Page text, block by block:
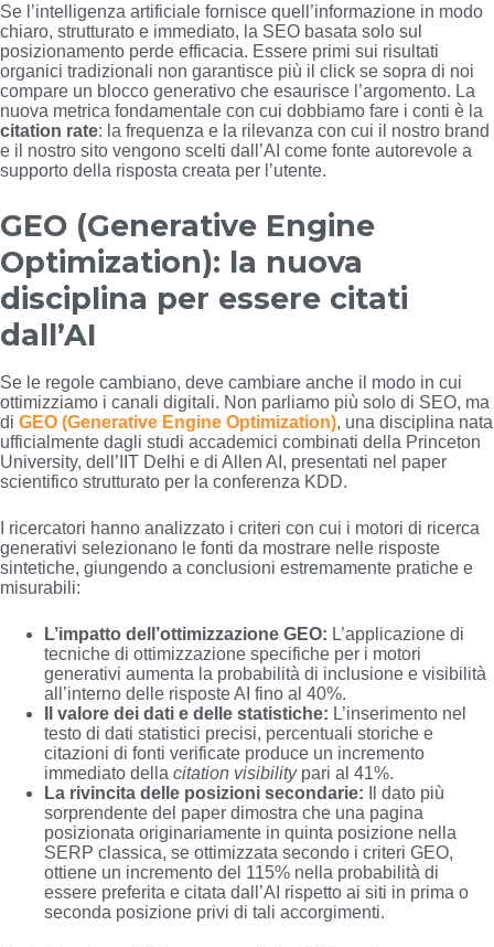
Se l’intelligenza artificiale fornisce quell’informazione in modo
chiaro, strutturato e immediato, la SEO basata solo sul
posizionamento perde efficacia. Essere primi sui risultati
organici tradizionali non garantisce più il click se sopra di noi
compare un blocco generativo che esaurisce l’argomento. La
nuova metrica fondamentale con cui dobbiamo fare i conti è la
citation rate: la frequenza e la rilevanza con cui il nostro brand
e il nostro sito vengono scelti dall’AI come fonte autorevole a
supporto della risposta creata per l’utente.
GEO (Generative Engine
Optimization): la nuova
disciplina per essere citati
dall’AI
Se le regole cambiano, deve cambiare anche il modo in cui
ottimizziamo i canali digitali. Non parliamo più solo di SEO, ma
di GEO (Generative Engine Optimization), una disciplina nata
ufficialmente dagli studi accademici combinati della Princeton
University, dell’IIT Delhi e di Allen AI, presentati nel paper
scientifico strutturato per la conferenza KDD.
I ricercatori hanno analizzato i criteri con cui i motori di ricerca
generativi selezionano le fonti da mostrare nelle risposte
sintetiche, giungendo a conclusioni estremamente pratiche e
misurabili:
L’impatto dell’ottimizzazione GEO: L’applicazione di
tecniche di ottimizzazione specifiche per i motori
generativi aumenta la probabilità di inclusione e visibilità
all’interno delle risposte AI fino al 40%.
Il valore dei dati e delle statistiche: L’inserimento nel
testo di dati statistici precisi, percentuali storiche e
citazioni di fonti verificate produce un incremento
immediato della citation visibilitypari al 41%.
La rivincita delle posizioni secondarie: Il dato più
sorprendente del paper dimostra che una pagina
posizionata originariamente in quinta posizione nella
SERP classica, se ottimizzata secondo i criteri GEO,
ottiene un incremento del 115% nella probabilità di
essere preferita e citata dall’AI rispetto ai siti in prima o
seconda posizione privi di tali accorgimenti.